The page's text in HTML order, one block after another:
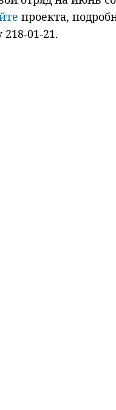
проекта,
01-21.